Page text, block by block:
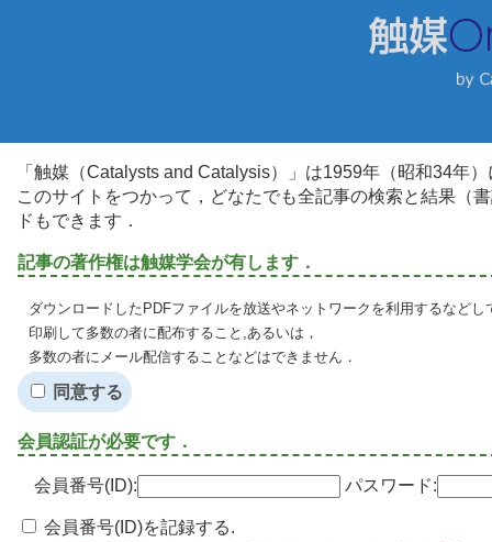
「触媒（Catalysts and Catalysis）」は1959年（昭和34年
このサイトをつかって，どなたでも全記事の検索と結果（
ドもできます．
記事の著作権は触媒学会が有します．
ダウンロードしたPDFファイルを放送やネットワークを利用するなど
印刷して多数の者に配布すること,あるいは，
多数の者にメール配信することなどはできません．
同意する
会員認証が必要です．
会員番号(ID): パスワード:
会員番号(ID)を記録する.